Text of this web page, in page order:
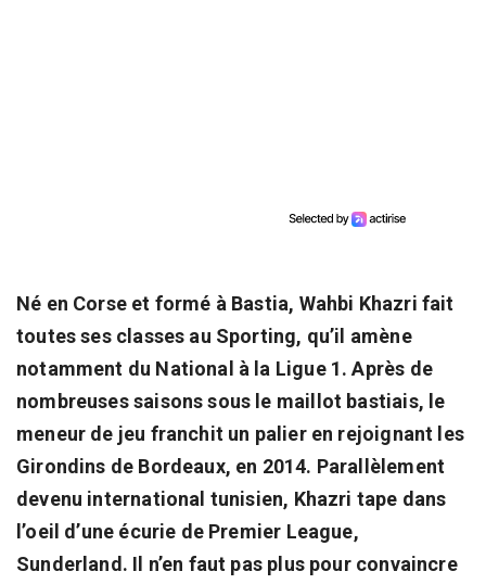
Né en Corse et formé à Bastia, Wahbi Khazri fait
toutes ses classes au Sporting, qu’il amène
notamment du National à la Ligue 1. Après de
nombreuses saisons sous le maillot bastiais, le
meneur de jeu franchit un palier en rejoignant les
Girondins de Bordeaux, en 2014. Parallèlement
devenu international tunisien, Khazri tape dans
l’oeil d’une écurie de Premier League,
Sunderland. Il n’en faut pas plus pour convaincre